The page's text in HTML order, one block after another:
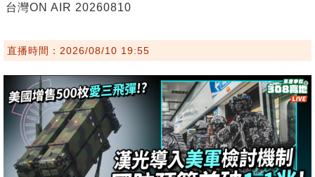
台灣ON AIR 20260810
直播時間：2026/08/10 19:55